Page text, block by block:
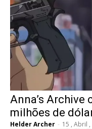
Anna’s Archive
milhões de
Helder Archer - 15 , Abril